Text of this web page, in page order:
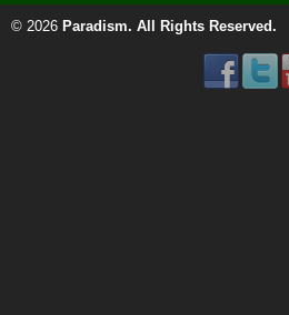
© 2026 Paradism. All Rights Reserved.